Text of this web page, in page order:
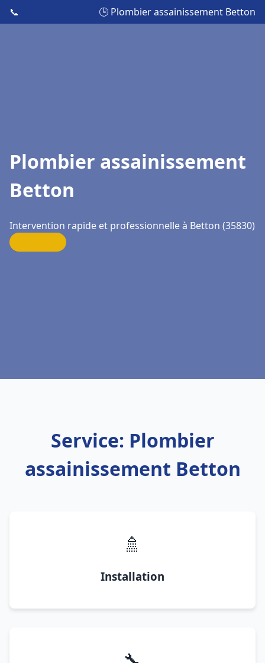
📞 🕒 Plombier assainissement Betton
Plombier assainissement
Betton
Intervention rapide et professionnelle à Betton (35830)
Service: Plombier
assainissement Betton
🚿
Installation